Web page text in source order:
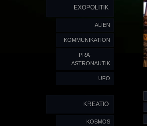
EXOPOLITIK
ALIEN
KOMMUNIKATION
PRÄ-
ASTRONAUTIK
UFO
KREATIO
KOSMOS